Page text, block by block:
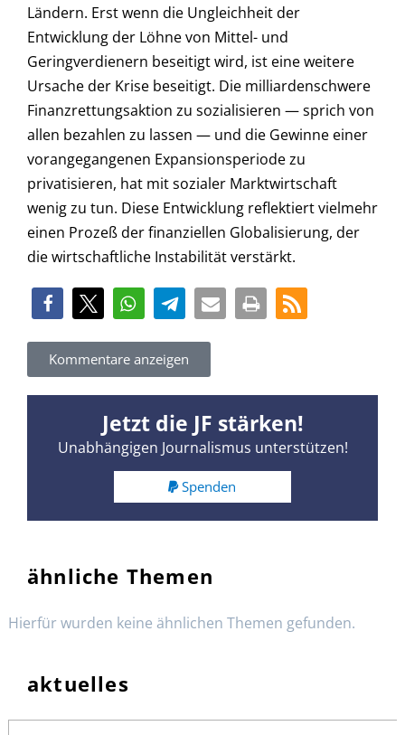
Ländern. Erst wenn die Ungleichheit der
Entwicklung der Löhne von Mittel- und
Geringverdienern beseitigt wird, ist eine weitere
Ursache der Krise beseitigt. Die milliardenschwere
Finanzrettungsaktion zu sozialisieren — sprich von
allen bezahlen zu lassen — und die Gewinne einer
vorangegangenen Expansionsperiode zu
privatisieren, hat mit sozialer Marktwirtschaft
wenig zu tun. Diese Entwicklung reflektiert vielmehr
einen Prozeß der finanziellen Globalisierung, der
die wirtschaftliche Instabilität verstärkt.
Kommentare anzeigen
Jetzt die JF stärken!
Unabhängigen Journalismus unterstützen!
Spenden
ähnliche Themen
Hierfür wurden keine ähnlichen Themen gefunden.
aktuelles